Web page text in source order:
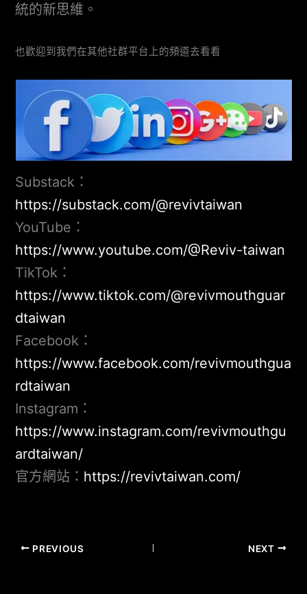
統的新思維。
也歡迎到我們在其他社群平台上的頻道去看看
Substack：
https://substack.com/@revivtaiwan
YouTube：
https://www.youtube.com/@Reviv-taiwan
TikTok：
https://www.tiktok.com/@revivmouthguar
dtaiwan
Facebook：
https://www.facebook.com/revivmouthgua
rdtaiwan
Instagram：
https://www.instagram.com/revivmouthgu
ardtaiwan/
官方網站： https://revivtaiwan.com/
PREVIOUS NEXT